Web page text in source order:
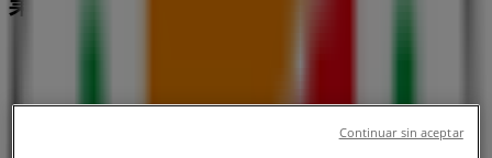
福岡市のセブンイレブン»
Continuar sin aceptar